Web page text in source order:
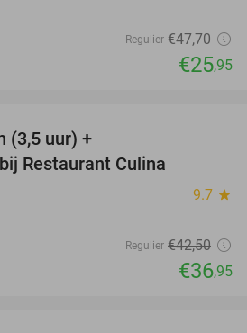
Regulier €47,70
€25,95
(3,5 uur) +
Restaurant Culina
9.7 star
Regulier €42,50
€36,95